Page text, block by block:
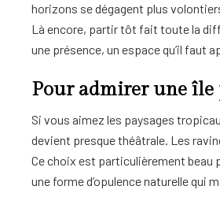
horizons se dégagent plus
Là encore, partir tôt fait toute la
une présence, un espace qu’il faut
Pour admirer une île
Si vous aimez les paysages
devient presque théâtrale. Les
Ce choix est particulièrement beau
une forme d’opulence naturelle qui